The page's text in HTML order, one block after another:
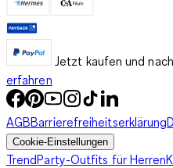
Jetzt kaufen und
erfahren
AGBBarrierefreiheitserklärung
Cookie-Einstellungen
TrendParty-Outfits für Herren